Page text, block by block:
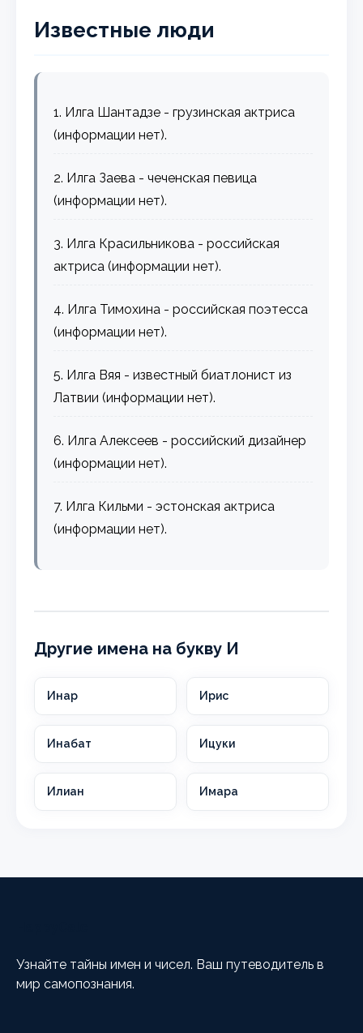
Известные люди
1. Илга Шантадзе - грузинская актриса
(информации нет).
2. Илга Заева - чеченская певица
(информации нет).
3. Илга Красильникова - российская
актриса (информации нет).
4. Илга Тимохина - российская поэтесса
(информации нет).
5. Илга Вяя - известный биатлонист из
Латвии (информации нет).
6. Илга Алексеев - российский дизайнер
(информации нет).
7. Илга Кильми - эстонская актриса
(информации нет).
Другие имена на букву И
Инар Ирис
Инабат Ицуки
Илиан Имара
Узнайте тайны имен и чисел. Ваш путеводитель в
мир самопознания.